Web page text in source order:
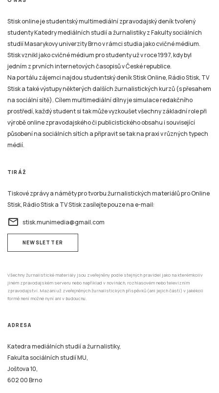
Stisk online je studentský multimediální zpravodajský deník tvořený
studenty Katedry mediálních studií a žurnalistiky z Fakulty sociálních
studií Masarykovy univerzity Brno v rámci studia jako cvičné médium.
Stisk vznikl jako cvičné médium pro studenty už v roce 1997, kdy byl
jedním z prvních internetových časopisů v České republice.
Na portálu zájemci najdou studentský deník Stisk Online, Rádio Stisk, TV
Stisk a také výstupy některých dalších žurnalistických kurzů (s přesahem
na sociální sítě). Cílem multimediální dílny je simulace redakčního
prostředí, každý student si tak může vyzkoušet všechny základní role při
výrobě online zpravodajského či publicistického obsahu i související
působení na sociálních sítích a připravit se tak na praxi v různých typech
médií.
TIRÁŽ
Tiskové zprávy a náměty pro tvorbu žurnalistických materiálů pro Online
Stisk, Rádio Stisk a TV Stisk zasílejte pouze na e-mail:
email stisk.munimedia@gmail.com
NEWSLETTER
Všechny žurnalistické materiály jsou zveřejněny podle stejných pravidel jako na kterémkoliv
jiném zpravodajském serveru nebo například v novinách, rozhlasovém nebo televizním
zpravodajství. Mazání už zveřejněných žurnalistických příspěvků (ani jejich částí) v jakékoli
formě není možné nyní ani v budoucnu.
ADRESA
Katedra mediálních studií a žurnalistiky,
Fakulta sociálních studií MU,
Joštova 10,
602 00 Brno